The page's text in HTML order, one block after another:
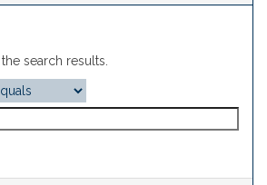
search results.